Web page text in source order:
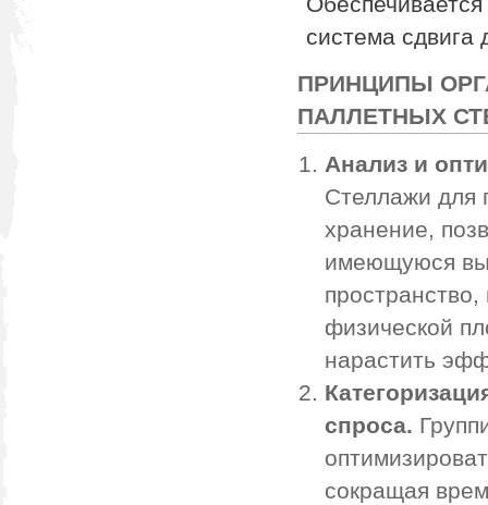
система сдвига
ПРИНЦИПЫ
ПАЛЛЕТНЫХ
Анализ и
Стеллажи для
хранение,
имеющуюся
физической
нарастить
спроса.
сокращая